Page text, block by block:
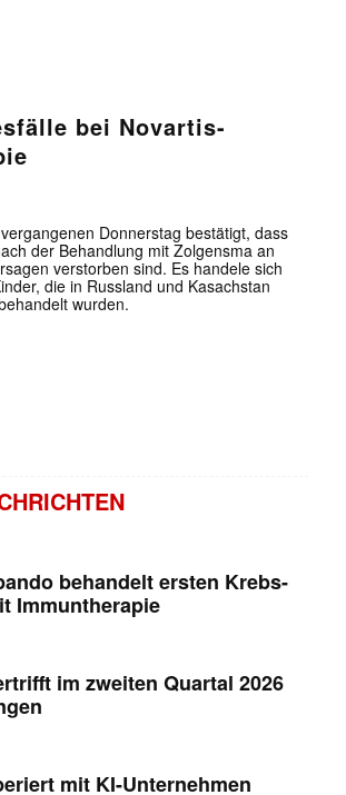
bei Novartis-
Donnerstag bestätigt, dass
der Behandlung mit Zolgensma an
verstorben sind. Es handele sich
die in Russland und Kasachstan
wurden.
behandelt ersten Krebs-
Immuntherapie
im zweiten Quartal 2026
mit KI-Unternehmen